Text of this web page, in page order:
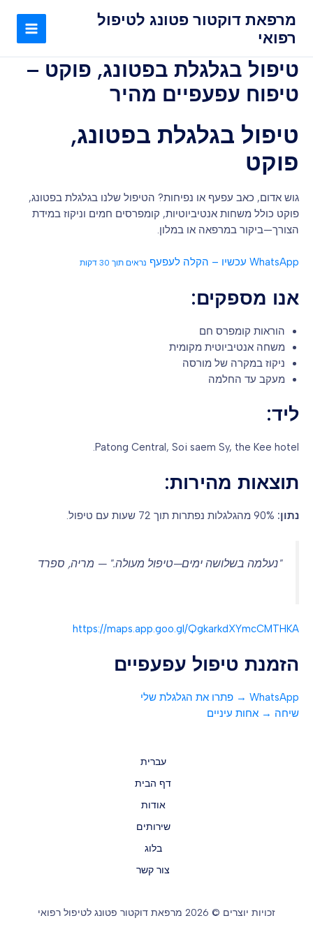
לתוכןמרפאת דוקטור פטונג לטיפול
רפואי
MAIN
טיפול בגלגלת בפטונג, פוקט –
טיפוח עפעפיים מהיר
טיפול בגלגלת בפטונג,
פוקט
גוש אדום, כאב עפעף או נפיחות? הטיפול שלנו בגלגלת בפטונג,
פוקט כולל משחות אנטיביוטיות, קומפרסים חמים וניקוז במידת
הצורך—ביקור במרפאה או במלון.
WhatsApp עכשיו – הקלה לעפעף נראים תוך 30 דקות
אנו מספקים:
הוראות קומפרס חם
משחה אנטיביוטית מקומית
ניקוז במקרה של מורסה
מעקב עד החלמה
ליד:
Patong Central, Soi saem Sy, the Kee hotel.
תוצאות מהירות:
נתון:
"נעלמה בשלושה ימים—טיפול מעולה." — מריה, ספרד
https://maps.app.goo.gl/QgkarkdXYmcCMTHKA
הזמנת טיפול עפעפיים
WhatsApp → פתרו את הגלגלת שלי
שיחה → אחות עיניים
עברית
דף הבית
אודות
שירותים
בלוג
צור קשר
זכויות יוצרים © 2026 מרפאת דוקטור פטונג לטיפול רפואי